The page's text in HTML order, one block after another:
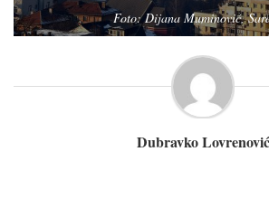
Foto: Dijana Muminović,
Dubravko Lovrenović